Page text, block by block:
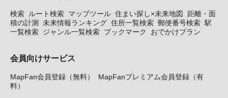
検索 ルート検索 マップツール 住まい探し×未来地図
距離・面
積の計測 未来情報ランキング 住所一覧検索 郵便番号検索 駅
一覧検索 ジャンル一覧検索 ブックマーク おでかけプラン
会員向けサービス
MapFan会員登録（無料）
MapFanプレミアム会員登録（有
料）